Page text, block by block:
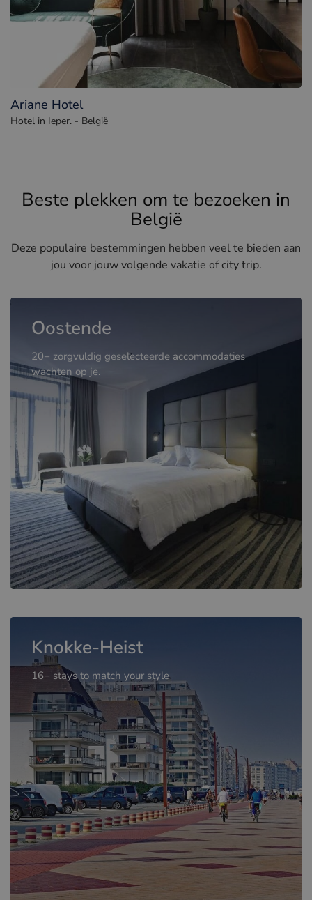
Ariane Hotel
Hotel in Ieper. - België
Beste plekken om te bezoeken in
België
Deze populaire bestemmingen hebben veel te bieden aan
jou voor jouw volgende vakatie of city trip.
Oostende
20+ zorgvuldig geselecteerde accommodaties
wachten op je.
Knokke-Heist
16+ stays to match your style